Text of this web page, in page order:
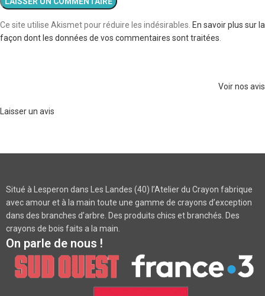
Ce site utilise Akismet pour réduire les indésirables. En savoir plus sur la
façon dont les données de vos commentaires sont traitées
Voir nos avis
Laisser un avis
Situé à Lesperon dans Les Landes (40) l’Atelier du Crayon fabrique
avec amour et à la main toute une gamme de crayons d’exception
dans des branches d’arbre. Des produits chics et branchés. Des
crayons de bois faits a la main.
On parle de nous !